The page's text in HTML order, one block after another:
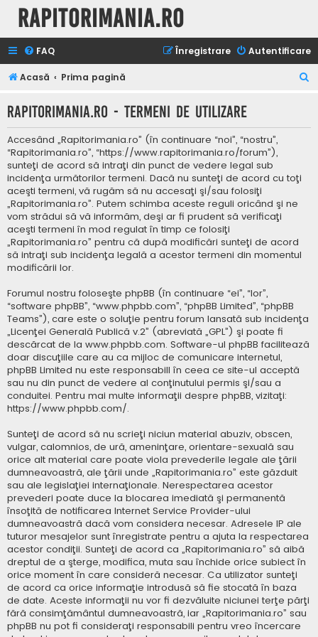
Rapitorimania.ro
FAQ Autentificare
Înregistrare
Acasă Prima pagină
t
Rapitorimania.ro - Termeni de utilizare
Accesând „Rapitorimania.ro” (în continuare “noi”, “nostru”,
“Rapitorimania.ro”, “https://www.rapitorimania.ro/forum”),
sunteţi de acord să intraţi din punct de vedere legal sub
incidenţa următorilor termeni. Dacă nu sunteţi de acord cu toţi
aceşti termeni, vă rugăm să nu accesaţi şi/sau folosiţi
„Rapitorimania.ro”. Putem schimba aceste reguli oricând şi ne
vom strădui să vă informăm, deşi ar fi prudent să verificaţi
aceşti termeni în mod regulat în timp ce folosiţi
„Rapitorimania.ro” pentru că după modificări sunteţi de acord
să intraţi sub incidenţa legală a acestor termeni din momentul
modificării lor.
Forumul nostru foloseşte phpBB (în continuare “ei”, “lor”,
“software phpBB”, “www.phpbb.com”, “phpBB Limited”, “phpBB
Teams”), care este o soluţie pentru forum lansată sub incidenţa
„Licenţei Generală Publică v.2” (abreviată „GPL”) şi poate fi
descărcat de la www.phpbb.com. Software-ul phpBB facilitează
doar discuţiile care au ca mijloc de comunicare internetul,
phpBB Limited nu este responsabill în ceea ce site-ul acceptă
sau nu din punct de vedere al conţinutului permis şi/sau a
conduitei. Pentru mai multe informaţii despre phpBB, vizitaţi:
https://www.phpbb.com/.
Sunteţi de acord să nu scrieţi niciun material abuziv, obscen,
vulgar, calomnios, de ură, ameninţare, orientare-sexuală sau
orice alt material care poate viola prevederile legale ale ţării
dumneavoastră, ale ţării unde „Rapitorimania.ro” este găzduit
sau ale legislaţiei internaţionale. Nerespectarea acestor
prevederi poate duce la blocarea imediată şi permanentă
însoţită de notificarea Internet Service Provider-ului
dumneavoastră dacă vom considera necesar. Adresele IP ale
tuturor mesajelor sunt înregistrate pentru a ajuta la respectarea
acestor condiţii. Sunteţi de acord ca „Rapitorimania.ro” să aibă
dreptul de a şterge, modifica, muta sau închide orice subiect în
orice moment în care consideră necesar. Ca utilizator sunteţi
de acord ca orice informaţie introdusă să fie stocată în baza
de date. Aceste informaţii nu vor fi dezvăluite niciunei terţe părţi
fără consimţământul dumneavoastră, iar „Rapitorimania.ro” sau
phpBB nu pot fi consideraţi responsabili pentru vreo încercare